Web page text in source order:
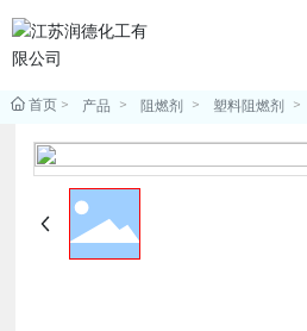
首页 产品 阻燃剂 塑料阻燃剂